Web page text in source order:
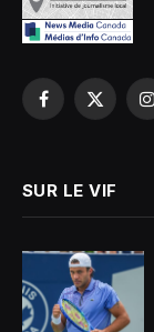
Facebook
X
SUR LE VIF